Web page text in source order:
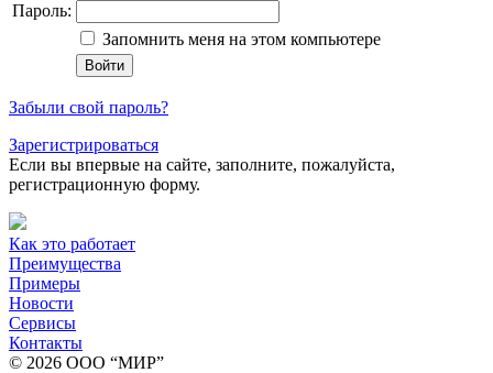
Пароль:
Запомнить меня на этом компьютере
Забыли свой пароль?
Зарегистрироваться
Если вы впервые на сайте, заполните, пожалуйста,
регистрационную форму.
Как это работает
Преимущества
Примеры
Новости
Сервисы
Контакты
© 2026 ООО “МИР”